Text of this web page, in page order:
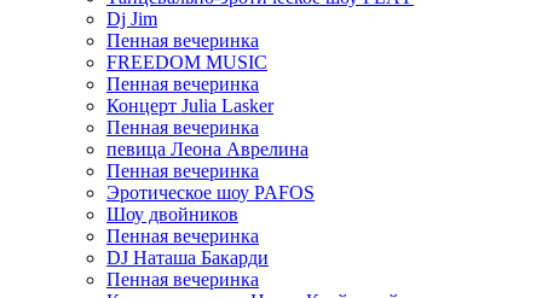
Dj Jim
Пенная вечеринка
FREEDOM MUSIC
Пенная вечеринка
Концерт Julia Lasker
Пенная вечеринка
певица Леона Аврелина
Пенная вечеринка
Эротическое шоу PAFOS
Шоу двойников
Пенная вечеринка
DJ Наташа Бакарди
Пенная вечеринка